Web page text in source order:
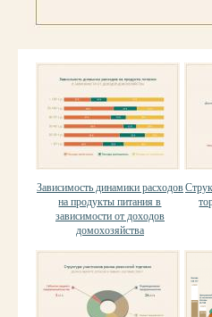
Зависимость динамики расходов
на продукты питания в
зависимости от доходов
домохозяйства